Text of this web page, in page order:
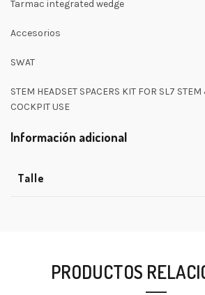
Tarmac integrated wedge
Accesorios
SWAT
STEM HEADSET SPACERS KIT FOR SL7
COCKPIT USE
Información adicional
Talle
PRODUCTOS